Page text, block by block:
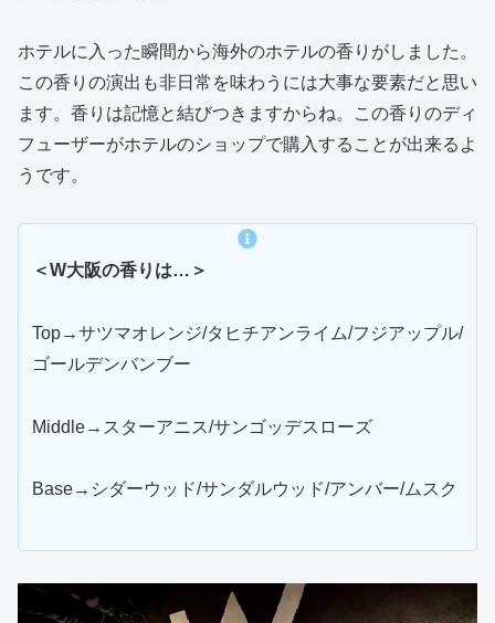
ホテルに入った瞬間から海外のホテルの香りがしました。
この香りの演出も非日常を味わうには大事な要素だと思い
ます。香りは記憶と結びつきますからね。この香りのディ
フューザーがホテルのショップで購入することが出来るよ
うです。
＜W大阪の香りは…＞
Top→サツマオレンジ/タヒチアンライム/フジアップル/
ゴールデンバンブー
Middle→スターアニス/サンゴッデスローズ
Base→シダーウッド/サンダルウッド/アンバー/ムスク